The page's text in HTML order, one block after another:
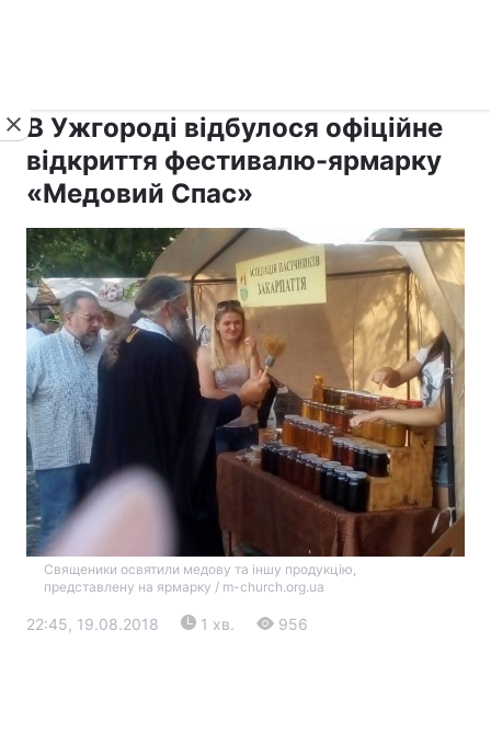
В Ужгороді відбулося офіційне
відкриття фестивалю-ярмарку
«Медовий Спас»
Священики освятили медову та іншу продукцію,
представлену на ярмарку / m-church.org.ua
22:45, 19.08.2018 1 хв. 956